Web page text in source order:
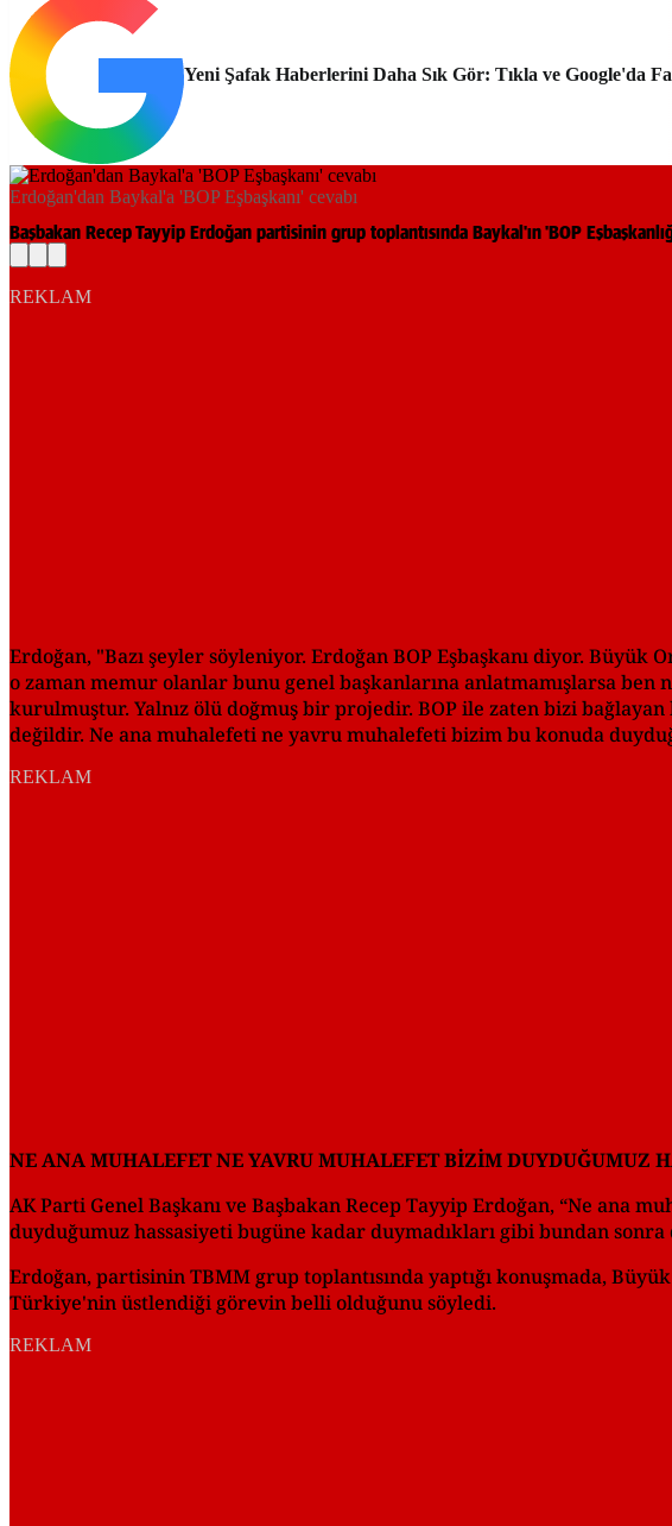
Yeni Şafak Haberlerini Daha Sık Gör: Tıkla ve Google'da
Erdoğan'dan Baykal'a 'BOP Eşbaşkanı' cevabı
Başbakan Recep Tayyip Erdoğan partisinin grup toplantısında Baykal'ın 'BOP
REKLAM
Erdoğan, "Bazı şeyler söyleniyor. Erdoğan BOP Eşbaşkanı diyor.
o zaman memur olanlar bunu genel başkanlarına anlatmamışlarsa
kurulmuştur. Yalnız ölü doğmuş bir projedir. BOP ile zaten bizi
değildir. Ne ana muhalefeti ne yavru muhalefeti bizim bu konuda
REKLAM
NE ANA MUHALEFET NE YAVRU MUHALEFET BİZİM DUYDUĞUMUZ
AK Parti Genel Başkanı ve Başbakan Recep Tayyip Erdoğan, “Ne ana
duyduğumuz hassasiyeti bugüne kadar duymadıkları gibi bundan
Erdoğan, partisinin TBMM grup toplantısında yaptığı konuşmada,
Türkiye'nin üstlendiği görevin belli olduğunu söyledi.
REKLAM